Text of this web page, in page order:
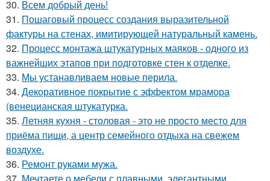
30. Всем добрый день!
31. Пошаговый процесс создания выразительной
фактуры на стенах, имитирующей натуральный камень.
32. Процесс монтажа штукатурных маяков - одного из
важнейших этапов при подготовке стен к отделке.
33. Мы устанавливаем новые перила.
34. Декоративное покрытие с эффектом мрамора
(венецианская штукатурка.
35. Летняя кухня - столовая - это не просто место для
приёма пищи, а центр семейного отдыха на свежем
воздухе.
36. Ремонт руками мужа.